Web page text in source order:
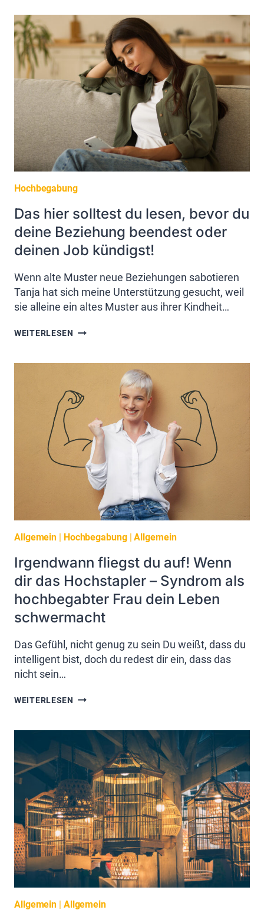
WOHL
NOCH
WAS
ERWARTEN
DÜRFEN!?
Hochbegabung
Das hier solltest du lesen, bevor du
deine Beziehung beendest oder
deinen Job kündigst!
Wenn alte Muster neue Beziehungen sabotieren
Tanja hat sich meine Unterstützung gesucht, weil
sie alleine ein altes Muster aus ihrer Kindheit…
WEITERLESEN DAS
DU
BEVOR
DU
DEINE
BEZIEHUNG
BEENDEST
ODER
DEINEN
JOB
KÜNDIGST!
Allgemein | Hochbegabung|Allgemein
Irgendwann fliegst du auf! Wenn
dir das Hochstapler – Syndrom als
hochbegabter Frau dein Leben
schwermacht
Das Gefühl, nicht genug zu sein Du weißt, dass du
intelligent bist, doch du redest dir ein, dass das
nicht sein…
WEITERLESEN IRGENDWANN
AUF!
WENN
DIR
DAS
HOCHSTAPLER
–
SYNDROM
ALS
HOCHBEGABTER
FRAU
DEIN
LEBEN
SCHWERMACHT
Allgemein | Allgemein